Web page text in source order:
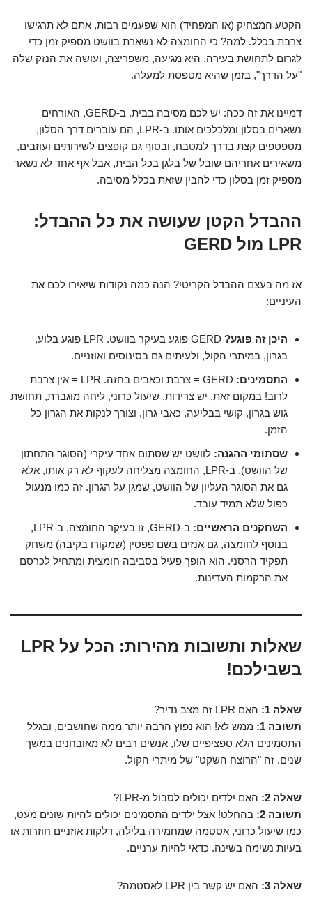
הקטע המצחיק (או המפחיד) הוא שפעמים רבות, אתם לא תרגישו
צרבת בכלל. למה? כי החומצה לא נשארת בוושט מספיק זמן כדי
לגרום לתחושת בעירה. היא מגיעה, משפריצה, ועושה את הנזק שלה
"על הדרך", בזמן שהיא מטפסת למעלה.
דמיינו את זה ככה: יש לכם מסיבה בבית. ב-GERD, האורחים
נשארים בסלון ומלכלכים אותו. ב-LPR, הם עוברים דרך הסלון,
מטפטפים קצת בדרך למטבח, ובסוף גם קופצים לשירותים ועוזבים,
משאירים אחריהם שובל של בלגן בכל הבית, אבל אף אחד לא נשאר
מספיק זמן בסלון כדי להבין שזאת בכלל מסיבה.
ההבדל הקטן שעושה את כל ההבדל:
LPR מול GERD
אז מה בעצם ההבדל הקריטי? הנה כמה נקודות שיאירו לכם את
העיניים:
היכן זה פוגע?
GERD פוגע בעיקר בוושט. LPR פוגע בלוע,
בגרון, במיתרי הקול, ולעיתים גם בסינוסים ואוזניים.
התסמינים:
GERD = צרבת וכאבים בחזה. LPR = אין צרבת
לרוב! במקום זאת, יש צרידות, שיעול כרוני, ליחה מוגברת, תחושת
גוש בגרון, קושי בבליעה, כאבי גרון, וצורך לנקות את הגרון כל
הזמן.
שסתומי ההגנה: לוושט יש שסתום אחד עיקרי (הסוגר התחתון
של הוושט). ב-LPR, החומצה מצליחה לעקוף לא רק אותו, אלא
גם את הסוגר העליון של הוושט, שמגן על הגרון. זה כמו מנעול
כפול שלא תמיד עובד.
השחקנים הראשיים:
ב-GERD, זו בעיקר החומצה. ב-LPR,
בנוסף לחומצה, גם אנזים בשם פפסין (שמקורו בקיבה) משחק
תפקיד הרסני. הוא הופך פעיל בסביבה חומצית ומתחיל לכרסם
את הרקמות העדינות.
שאלות ותשובות מהירות: הכל על LPR
בשבילכם!
שאלה 1:
האם LPR זה מצב נדיר?
תשובה 1:
ממש לא! הוא נפוץ הרבה יותר ממה שחושבים, ובגלל
התסמינים הלא ספציפיים שלו, אנשים רבים לא מאובחנים במשך
שנים. זה "הרוצח השקט" של מיתרי הקול.
שאלה 2:
האם ילדים יכולים לסבול מ-LPR?
תשובה 2:
בהחלט! אצל ילדים התסמינים יכולים להיות שונים מעט,
כמו שיעול כרוני, אסטמה שמחמירה בלילה, דלקות אוזניים חוזרות או
בעיות נשימה בשינה. כדאי להיות ערניים.
שאלה 3:
האם יש קשר בין LPR לאסטמה?